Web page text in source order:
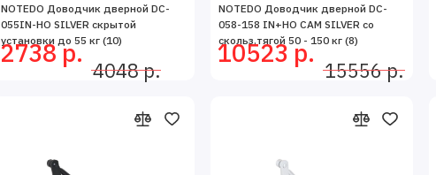
NOTEDO Доводчик дверной DC-
055IN-HO SILVER скрытой
установки до 55 кг (10)
2738 р.
4048 р.
NOTEDO Доводчик дверной DC-
058-158 IN+HO CAM SILVER со
скольз.тягой 50 - 150 кг (8)
10523 р.
15556 р.